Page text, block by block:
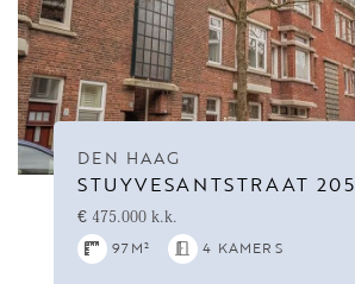
DEN HAAG
STUYVESANTSTRAAT 205
€ 475.000 k.k.
97M² 4 KAMERS